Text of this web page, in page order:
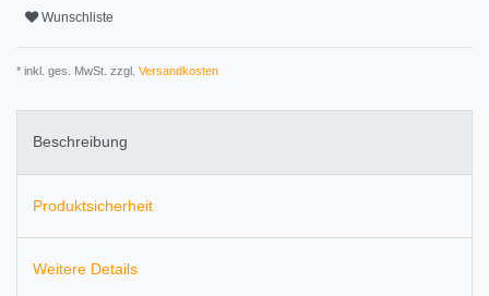
Wunschliste
* inkl. ges. MwSt. zzgl. Versandkosten
Beschreibung
Produktsicherheit
Weitere Details